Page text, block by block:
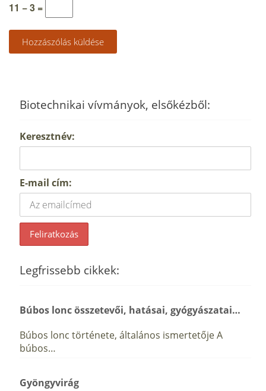
11 − 3 =
Biotechnikai vívmányok, elsőkézből:
Keresztnév:
E-mail cím:
Legfrissebb cikkek:
Búbos lonc összetevői, hatásai, gyógyászatai…
Búbos lonc története, általános ismertetője A
búbos…
Gyöngyvirág